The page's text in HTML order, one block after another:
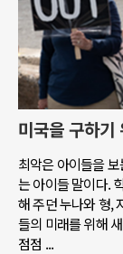
미국을 구하기
최악은 아이들을
는 아이들 말이다.
해 주던 누나와 형,
들의 미래를 위해
점점 ...